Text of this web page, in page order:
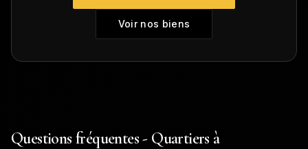
Voir nos biens
Questions fréquentes - Quartiers à